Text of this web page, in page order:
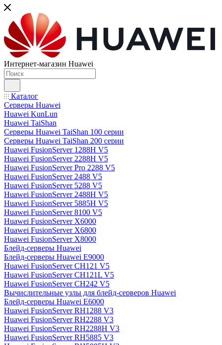
Интернет-магазин Huawei
Каталог
Серверы Huawei
Huawei KunLun
Huawei TaiShan
Серверы Huawei TaiShan 100 серии
Серверы Huawei TaiShan 200 серии
Huawei FusionServer 1288H V5
Huawei FusionServer 2288H V5
Huawei FusionServer Pro 2288 V5
Huawei FusionServer 2488 V5
Huawei FusionServer 5288 V5
Huawei FusionServer 2488H V5
Huawei FusionServer 5885H V5
Huawei FusionServer 8100 V5
Huawei FusionServer X6000
Huawei FusionServer X6800
Huawei FusionServer X8000
Блейд-серверы Huawei
Блейд-серверы Huawei E9000
Huawei FusionServer CH121 V5
Huawei FusionServer CH121L V5
Huawei FusionServer CH242 V5
Вычислительные узлы для блейд-серверов Huawei
Блейд-серверы Huawei E6000
Huawei FusionServer RH1288 V3
Huawei FusionServer RH2288 V3
Huawei FusionServer RH2288H V3
Huawei FusionServer RH5885 V3